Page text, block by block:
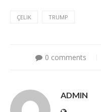
ÇELIK TRUMP
0 comments
ADMIN